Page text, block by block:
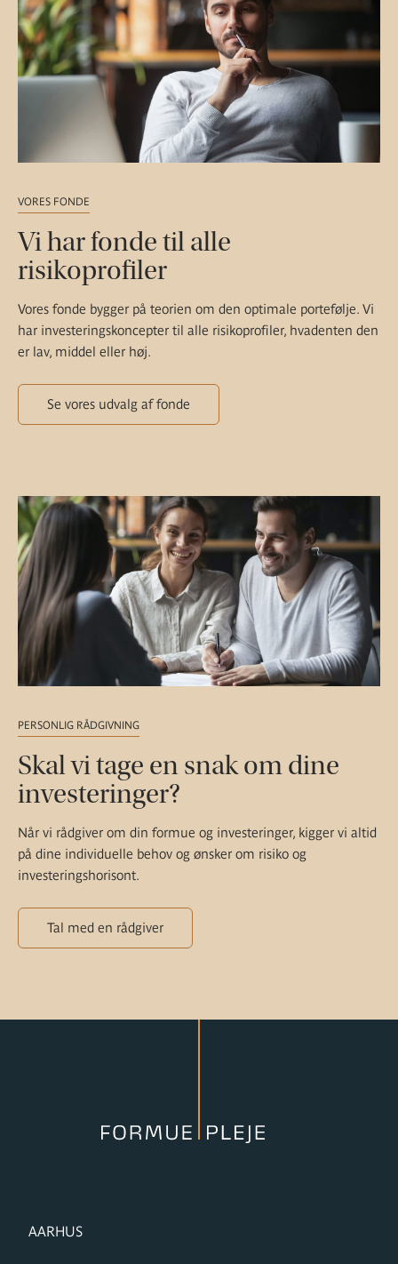
VORES FONDE
Vi har fonde til alle
risikoprofiler
Vores fonde bygger på teorien om den optimale portefølje. Vi
har investeringskoncepter til alle risikoprofiler, hvadenten den
er lav, middel eller høj.
Se vores udvalg af fonde
PERSONLIG RÅDGIVNING
Skal vi tage en snak om dine
investeringer?
Når vi rådgiver om din formue og investeringer, kigger vi altid
på dine individuelle behov og ønsker om risiko og
investeringshorisont.
Tal med en rådgiver
FORMUPLEJE
AARHUS